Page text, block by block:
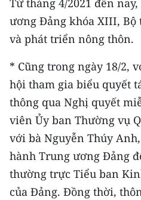
CHUYÊN ĐỀ
VỀ BÁO NHÂN DÂN
THỜI NAY
NHÂN DÂN CUỐI TUẦN
NHÂN DÂN HẰNG THÁNG
Từ tháng 4/2021 đến
ương Đảng khóa XIII,
và phát triển nông thôn.
* Cũng trong ngày 18/2,
hội tham gia biểu quyết
thông qua Nghị quyết
viên Ủy ban Thường vụ
với bà Nguyễn Thúy
hành Trung ương Đảng
thường trực Tiểu ban
của Đảng. Đồng thời,